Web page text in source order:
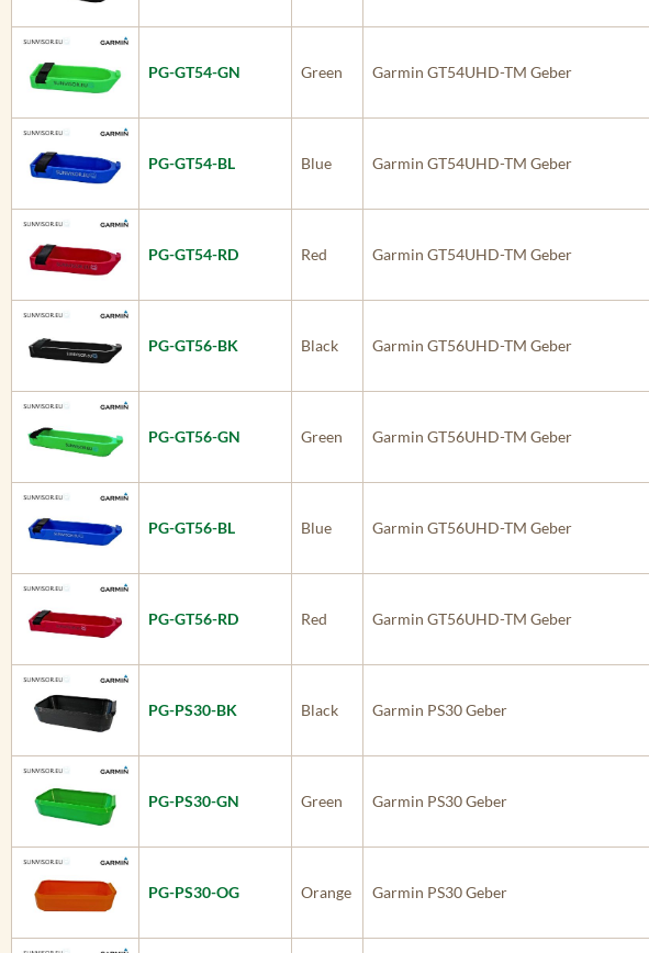
PG-GT54-GN Green Garmin GT54UHD-TM Geber
PG-GT54-BL Blue Garmin GT54UHD-TM Geber
PG-GT54-RD Red Garmin GT54UHD-TM Geber
PG-GT56-BK Black Garmin GT56UHD-TM Geber
PG-GT56-GN Green Garmin GT56UHD-TM Geber
PG-GT56-BL Blue Garmin GT56UHD-TM Geber
PG-GT56-RD Red Garmin GT56UHD-TM Geber
PG-PS30-BK Black Garmin PS30 Geber
PG-PS30-GN Green Garmin PS30 Geber
PG-PS30-OG Orange Garmin PS30 Geber